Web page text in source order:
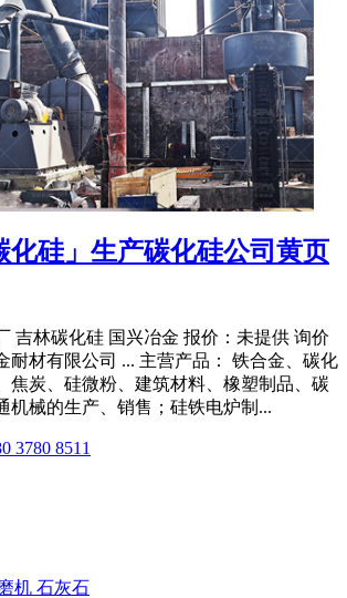
化硅」生产碳化硅公司黄页
吉林碳化硅 国兴冶金 报价：未提供 询价
耐材有限公司 ... 主营产品： 铁合金、碳化
焦炭、硅微粉、建筑材料、橡塑制品、碳
机械的生产、销售；硅铁电炉制...
3780 8511
机 石灰石